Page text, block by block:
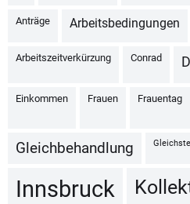
Anträge Arbeitsbedingungen
Arbeitszeitverkürzung Conrad
Einkommen Frauen Frauentag
Gleichbehandlung
Innsbruck